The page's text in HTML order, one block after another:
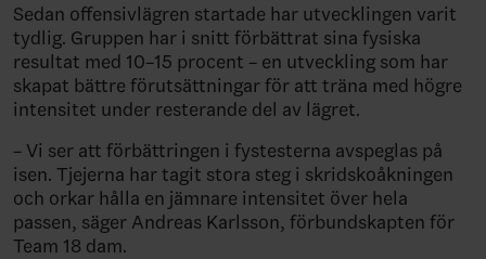
Sedan offensivlägren startade har utvecklingen varit
tydlig. Gruppen har i snitt förbättrat sina fysiska
resultat med 10–15 procent – en utveckling som har
skapat bättre förutsättningar för att träna med högre
intensitet under resterande del av lägret.
– Vi ser att förbättringen i fystesterna avspeglas på
isen. Tjejerna har tagit stora steg i skridskoåkningen
och orkar hålla en jämnare intensitet över hela
passen, säger Andreas Karlsson, förbundskapten för
Team 18 dam.